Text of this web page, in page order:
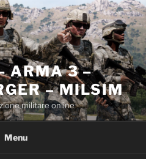
ARMA 3 –
– MILSIM
militare online
Menu